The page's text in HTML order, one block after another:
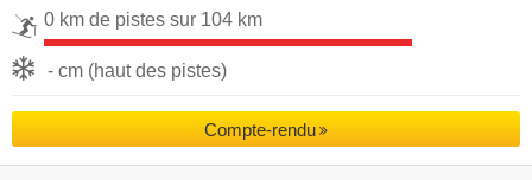
0 km de pistes sur 104 km
- cm (haut des pistes)
Compte-rendu